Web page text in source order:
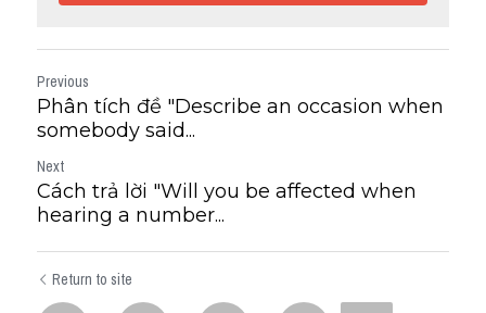
Previous
Phân tích đề "Describe an occasion when
somebody said...
Next
Cách trả lời "Will you be affected when
hearing a number...
Return to site